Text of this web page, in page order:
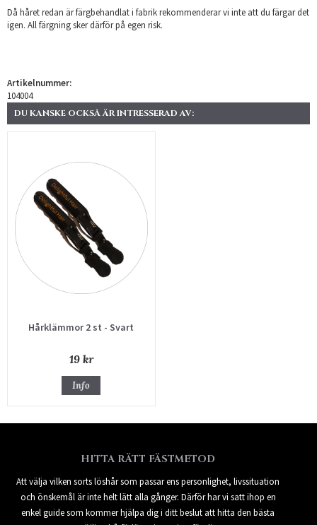
Då håret redan är färgbehandlat i fabrik rekommenderar vi inte att du färgar det
igen. All färgning sker därför på egen risk.
Artikelnummer:
104004
DU KANSKE OCKSÅ ÄR INTRESSERAD AV:
Hårklämmor 2 st - Svart
19 kr
Info
HITTA RÄTT FÄSTMETOD
Att välja vilken sorts löshår som passar ens personlighet, livssituation
och önskemål är inte helt lätt alla gånger. Därför har vi satt ihop en
enkel guide som kommer hjälpa dig i ditt beslut att hitta den bästa